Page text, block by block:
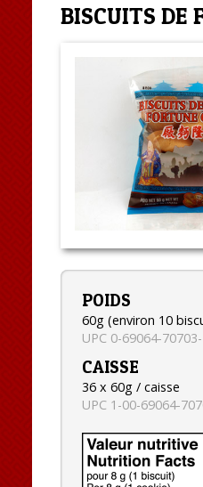
BISCUITS DE
POIDS
60g (environ 10
UPC 0-69064-
CAISSE
36 x 60g / caisse
UPC 1-00-69064-